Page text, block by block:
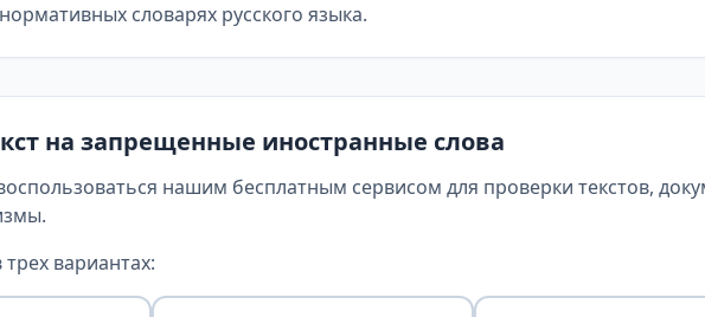
словарях русского языка.
на запрещенные иностранные слова
нашим бесплатным сервисом для проверки текстов,
вариантах: